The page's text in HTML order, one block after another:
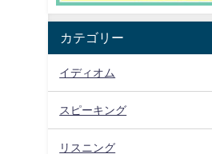
カテゴリー
イディオム
スピーキング
リスニング